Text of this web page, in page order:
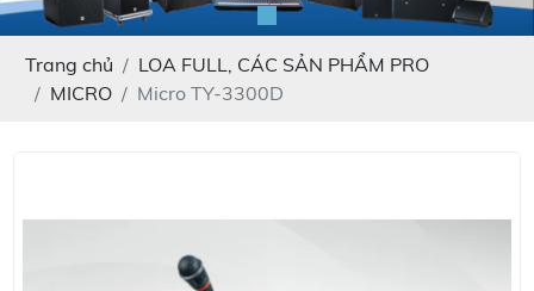
Trang chủ
LOA FULL, CÁC SẢN PHẨM PRO
MICRO
Micro TY-3300D